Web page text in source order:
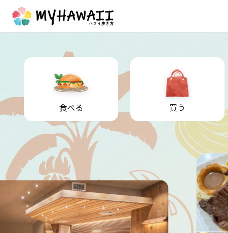
食べる 買う